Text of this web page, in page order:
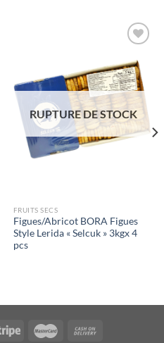
à la liste
de
souhaits
RUPTURE DE STOCK
FRUITS SECS
Figues/Abricot BORA Figues
Style Lerida « Selcuk » 3kgx 4
pcs